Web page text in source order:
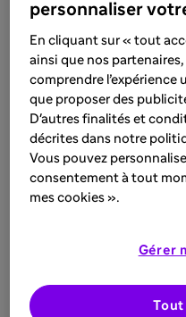
personnaliser
En cliquant sur « tout
ainsi que nos
comprendre
que proposer des
D'autres finalités et
décrites dans notre
Vous pouvez
consentement à tout
mes cookies ».
Gérer